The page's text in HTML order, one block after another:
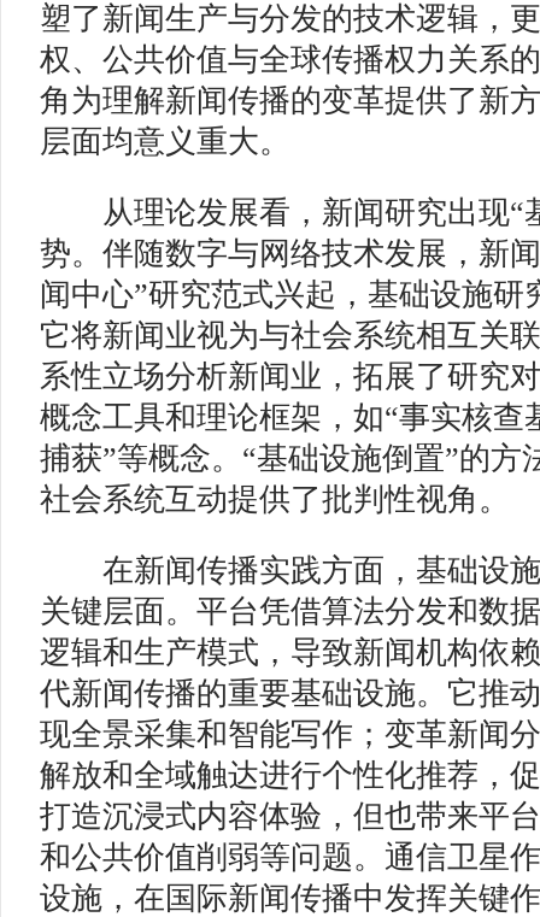
塑了新闻生产与分发的技术逻辑，
权、公共价值与全球传播权力关系
角为理解新闻传播的变革提供了新
层面均意义重大。
从理论发展看，新闻研究出现“
势。伴随数字与网络技术发展，新
闻中心”研究范式兴起，基础设施研
它将新闻业视为与社会系统相互关
系性立场分析新闻业，拓展了研究
概念工具和理论框架，如“事实核查
捕获”等概念。“基础设施倒置”的方
社会系统互动提供了批判性视角。
在新闻传播实践方面，基础设施
关键层面。平台凭借算法分发和数
逻辑和生产模式，导致新闻机构依
代新闻传播的重要基础设施。它推
现全景采集和智能写作；变革新闻
解放和全域触达进行个性化推荐，
打造沉浸式内容体验，但也带来平
和公共价值削弱等问题。通信卫星
设施，在国际新闻传播中发挥关键